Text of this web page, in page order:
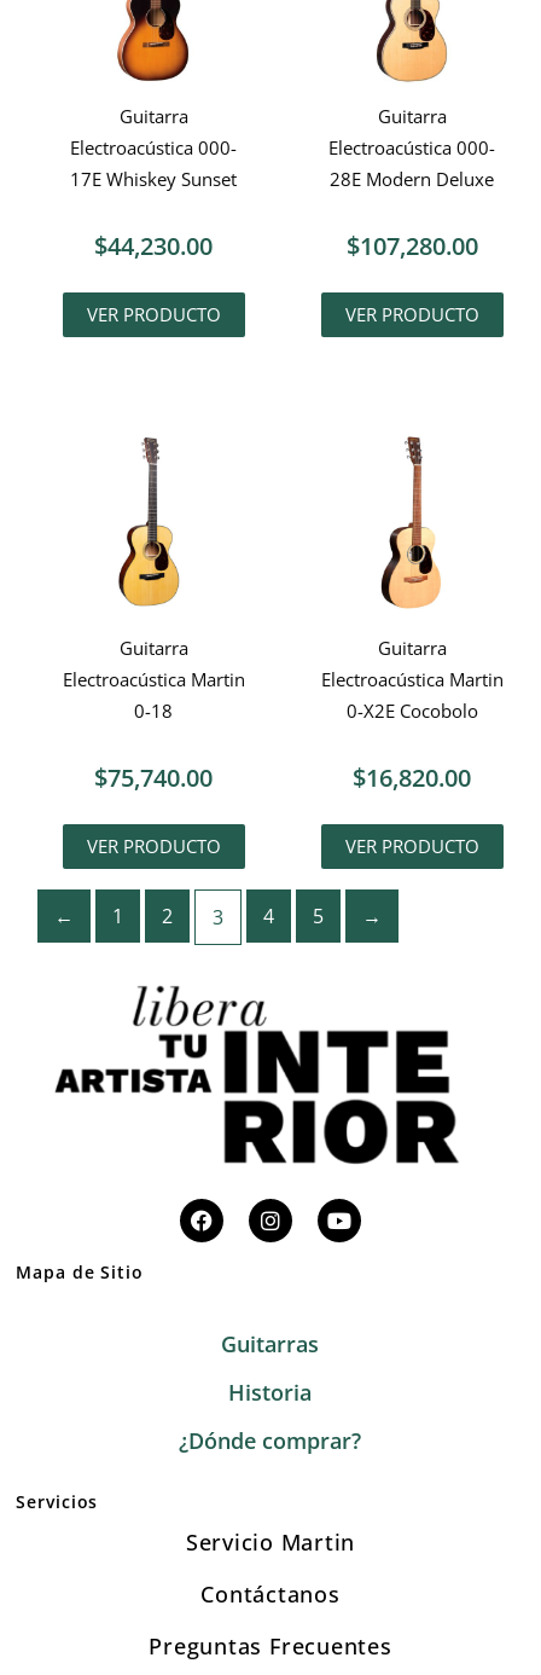
Guitarra
Electroacústica 000-
17E Whiskey Sunset
$44,230.00
VER PRODUCTO
Guitarra
Electroacústica 000-
28E Modern Deluxe
$107,280.00
VER PRODUCTO
Guitarra
Electroacústica Martin
0-18
$75,740.00
VER PRODUCTO
Guitarra
Electroacústica Martin
0-X2E Cocobolo
$16,820.00
VER PRODUCTO
← 1 2 3 4 5 →
Mapa de Sitio
Guitarras
Historia
¿Dónde comprar?
Servicios
Servicio Martin
Contáctanos
Preguntas Frecuentes